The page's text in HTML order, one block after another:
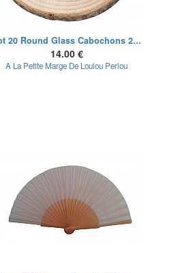
20 Round Glass Cabochons 2...
14.00 €
A La Petite Marge De Loulou Perlou